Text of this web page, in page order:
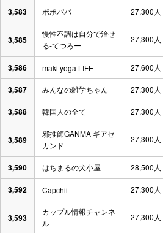
3,583 ポポパパ 27,300人
3,585
慢性不調は自分で治せ
る-てつろー
27,300人
3,586 maki yoga LIFE 27,600人
3,587 みんなの雑学ちゃん 27,300人
3,588 韓国人の全て 27,300人
3,589
邪推師GANMA ギアセ
カンド
27,300人
3,590 はちまるの犬小屋 28,500人
3,592 Capchii 27,300人
3,593
カップル情報チャンネ
ル
27,300人